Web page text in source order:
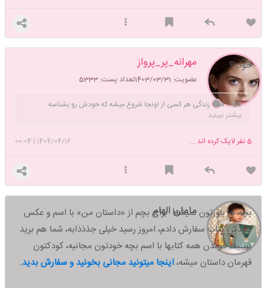
مهرانه_پر_پرواز
عضویت: 1403/03/31 تعداد پست: 5333
خوب؟
قصه زندگی هر کسی از اونجا شروع میشه که خودش رو بشناسه
بیشتر ببینید
1404/04/16
|
00:04 5 نفر لایک کرده اند ...
مامان الهام
بچه ها باورتون نمیشه! برای بچم از «داستان من» با اسم و عکس
خودش کتاب سفارش دادم، امروز رسید خیلی جذذذابه، شما هم برید
ببینید،خوندن همه کتابها با اسم بچه خودتون مجانیه، کودکتون
قهرمان داستان میشه،اینجا میتونید مجانی بخونید و سفارش بدید.